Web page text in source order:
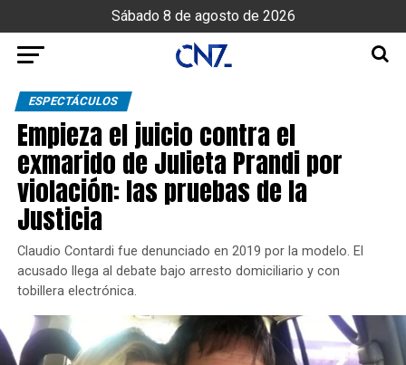
Sábado 8 de agosto de 2026
ESPECTÁCULOS
Empieza el juicio contra el
exmarido de Julieta Prandi por
violación: las pruebas de la
Justicia
Claudio Contardi fue denunciado en 2019 por la modelo. El
acusado llega al debate bajo arresto domiciliario y con
tobillera electrónica.